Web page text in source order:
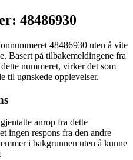
48486930
48486930 uten å vite
Basert på tilbakemeldingene fra
nummeret, virker det som
til uønskede opplevelser.
anrop fra dette
ingen respons fra den andre
i bakgrunnen uten å kunne